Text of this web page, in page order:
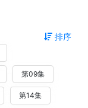
排序
第09集
第14集